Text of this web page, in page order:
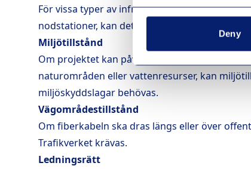
Deny
För vissa typer av infrastrukturarbeten, som
nodstationer, kan det krävas bygglov från
Miljötillstånd
Om projektet kan påverka miljön, till exempel
naturområden eller vattenresurser, kan
miljöskyddslagar behövas.
Vägområdestillstånd
Om fiberkabeln ska dras längs eller över
Trafikverket krävas.
Ledningsrätt